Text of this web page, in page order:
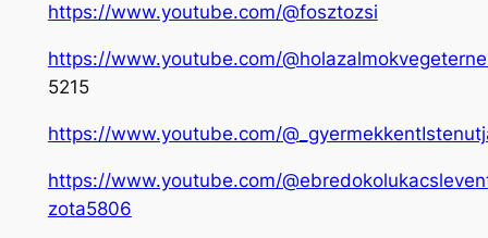
https://www.youtube.com/@fosztozsi
https://www.youtube.com/
5215
https://www.youtube.com/
https://www.youtube.com/
zota5806